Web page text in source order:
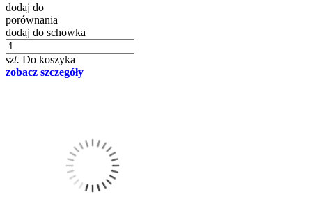
dodaj do
porównania
dodaj do schowka
szt. Do koszyka
zobacz szczegóły